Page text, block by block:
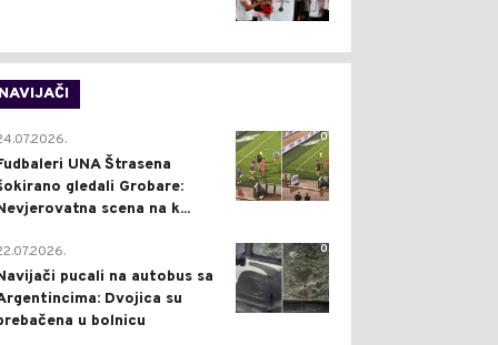
NAVIJAČI
0
UNA Štrasena
gledali Grobare:
scena na k...
0
pucali na autobus sa
Dvojica su
u bolnicu